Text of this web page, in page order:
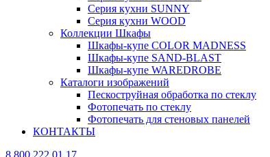
Серия кухни SUNNY
Серия кухни WOOD
Коллекции Шкафы
Шкафы-купе COLOR MADNESS
Шкафы-купе SAND-BLAST
Шкафы-купе WAREDROBE
Каталоги изображений
Пескоструйная обработка по стеклу
Фотопечать по стеклу
Фотопечать для стеновых панелей
КОНТАКТЫ
8 800 222 01 17